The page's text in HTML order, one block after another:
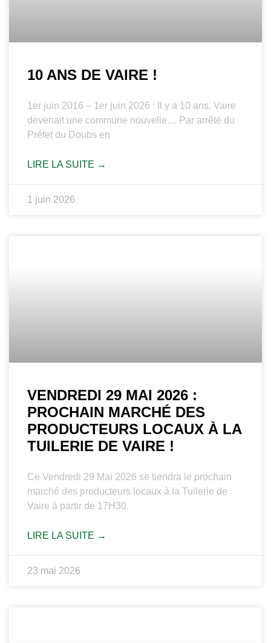
10 ANS DE VAIRE !
1er juin 2016 – 1er juin 2026 : Il y a 10 ans, Vaire
devenait une commune nouvelle… Par arrêté du
Préfet du Doubs en
LIRE LA SUITE →
1 juin 2026
VENDREDI 29 MAI 2026 :
PROCHAIN MARCHÉ DES
PRODUCTEURS LOCAUX À LA
TUILERIE DE VAIRE !
Ce Vendredi 29 Mai 2026 se tiendra le prochain
marché des producteurs locaux à la Tuilerie de
Vaire à partir de 17H30.
LIRE LA SUITE →
23 mai 2026